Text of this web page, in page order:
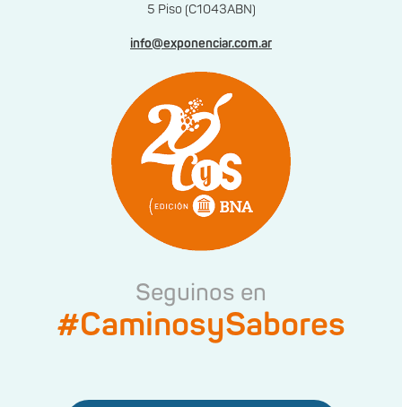
5 Piso (C1043ABN)
info@exponenciar.com.ar
Seguinos en
#CaminosySabores